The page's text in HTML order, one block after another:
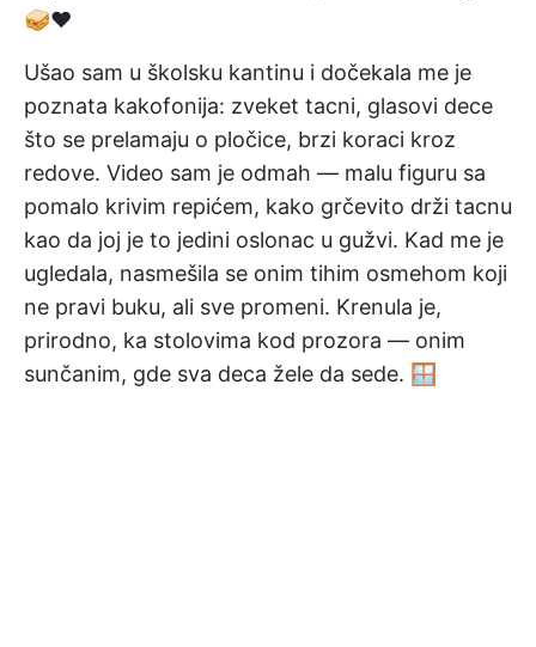
🥪❤️
Ušao sam u školsku kantinu i dočekala me je
poznata kakofonija: zveket tacni, glasovi dece
što se prelamaju o pločice, brzi koraci kroz
redove. Video sam je odmah — malu figuru sa
pomalo krivim repićem, kako grčevito drži tacnu
kao da joj je to jedini oslonac u gužvi. Kad me je
ugledala, nasmešila se onim tihim osmehom koji
ne pravi buku, ali sve promeni. Krenula je,
prirodno, ka stolovima kod prozora — onim
sunčanim, gde sva deca žele da sede. 🪟